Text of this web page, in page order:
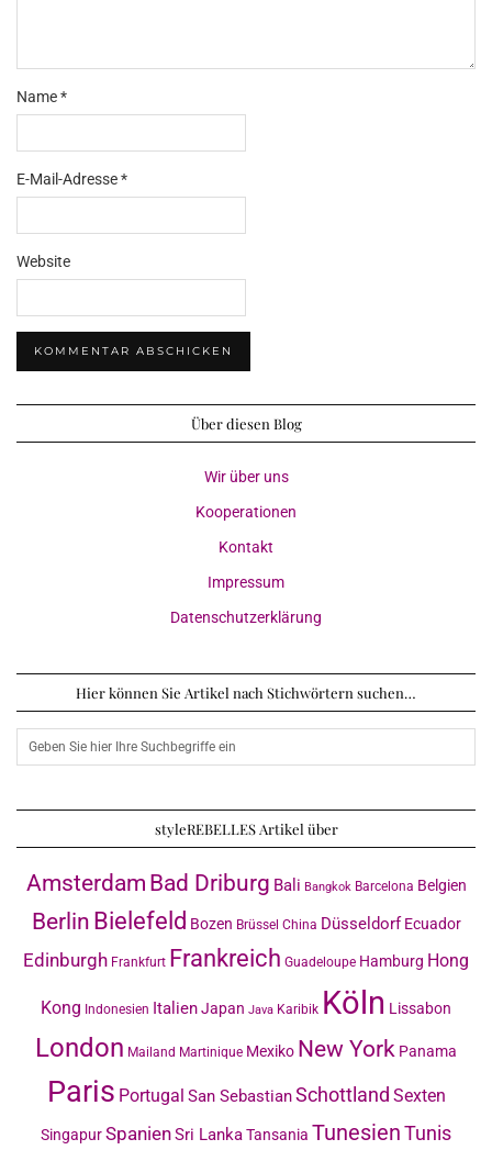
Name*
E-Mail-Adresse*
Website
Über diesen Blog
Wir über uns
Kooperationen
Kontakt
Impressum
Datenschutzerklärung
Hier können Sie Artikel nach Stichwörtern suchen…
styleREBELLES Artikel über
Amsterdam Bad Driburg Bali Bangkok Barcelona Belgien
Berlin Bielefeld Bozen Brüssel China Düsseldorf Ecuador
Edinburgh Frankfurt Frankreich Guadeloupe Hamburg Hong
Kong Indonesien ItalienJapan Java Karibik Köln Lissabon
London Mailand Martinique Mexiko New York Panama
Paris Portugal San SebastianSchottland Sexten
SingapurSpanienSri LankaTansania TunesienTunis